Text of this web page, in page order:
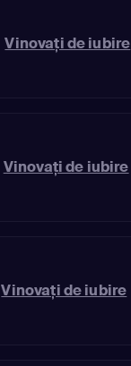
Vinovaţi de iubire
Vinovaţi de iubire
Vinovaţi de iubire